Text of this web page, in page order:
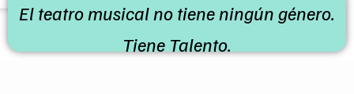
El teatro musical no tiene ningún género.
Tiene Talento.